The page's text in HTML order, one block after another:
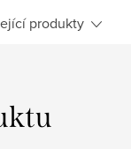
produkty